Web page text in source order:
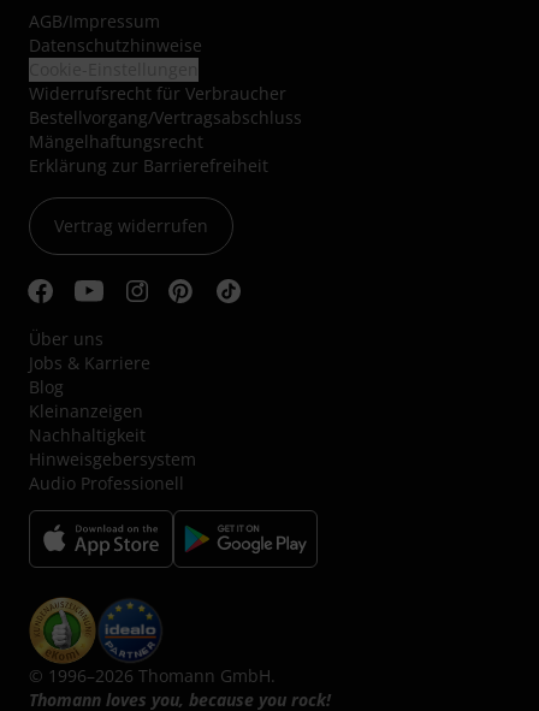
AGB/Impressum
Datenschutzhinweise
Widerrufsrecht für Verbraucher
Bestellvorgang/Vertragsabschluss
Mängelhaftungsrecht
Erklärung zur Barrierefreiheit
Vertrag widerrufen
Über uns
Jobs & Karriere
Blog
Kleinanzeigen
Nachhaltigkeit
Hinweisgebersystem
Audio Professionell
© 1996–2026 Thomann GmbH.
Thomann loves you, because you rock!